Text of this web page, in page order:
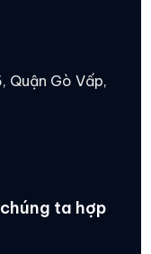
Quận Gò Vấp,
ta hợp